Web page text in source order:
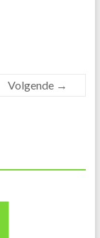
Volgende →